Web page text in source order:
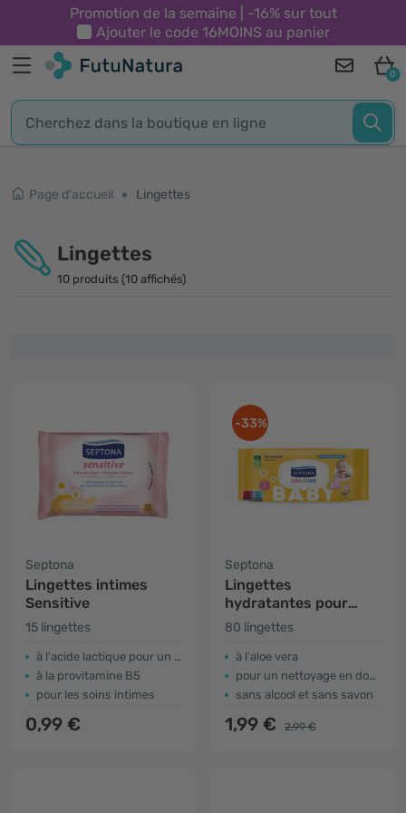
Promotion de la semaine | -16% sur tout
Ajouter le code 16MOINS au panier
0
Page d'accueil Lingettes
Lingettes
10 produits (10 affichés)
Septona
Lingettes intimes
Sensitive
15 lingettes
à l'acide lactique pour un pH naturel
à la provitamine B5
pour les soins intimes
0,99 €
-33%
Septona
Lingettes
hydratantes pour
bébé à la camomille
80 lingettes
à l'aloe vera
pour un nettoyage en douceur
sans alcool et sans savon
1,99 € 2,99 €